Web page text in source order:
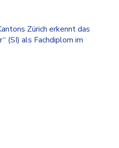
Zürich erkennt das
(SI) als Fachdiplom im